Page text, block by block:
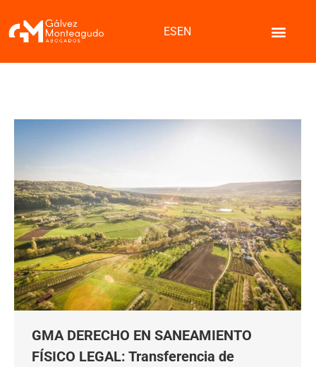
ESEN
GMA DERECHO EN SANEAMIENTO
FÍSICO LEGAL: Transferencia de